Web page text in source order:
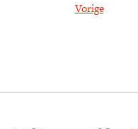
Vorige